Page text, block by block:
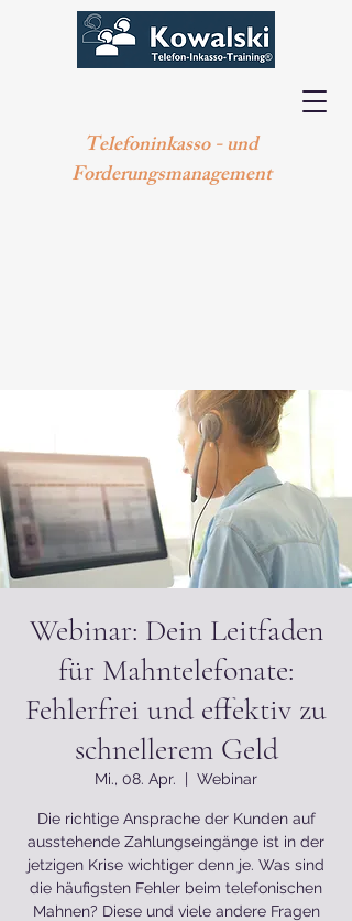
Telefoninkasso - und
Forderungsmanagement
Webinar: Dein Leitfaden
für Mahntelefonate:
Fehlerfrei und effektiv zu
schnellerem Geld
Mi., 08. Apr.
  |
Webinar
Die richtige Ansprache der Kunden auf
ausstehende Zahlungseingänge ist in der
jetzigen Krise wichtiger denn je. Was sind
die häufigsten Fehler beim telefonischen
Mahnen? Diese und viele andere Fragen